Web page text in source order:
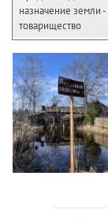
назначение земли
товарищество